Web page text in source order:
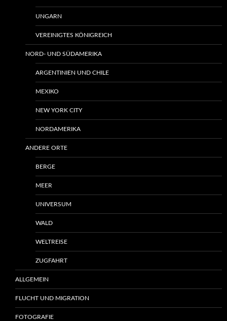
UNGARN
VEREINIGTES KÖNIGREICH
NORD- UND SÜDAMERIKA
ARGENTINIEN UND CHILE
MEXIKO
NEW YORK CITY
NORDAMERIKA
ANDERE ORTE
BERGE
MEER
UNIVERSUM
WALD
WELTREISE
ZUGFAHRT
ALLGEMEIN
FLUCHT UND MIGRATION
FOTOGRAFIE